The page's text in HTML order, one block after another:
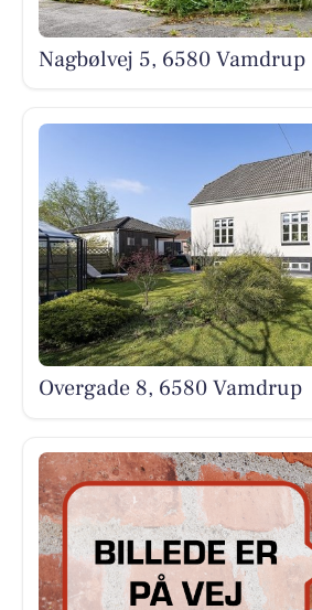
Nagbølvej 5, 6580 Vamdrup
Overgade 8, 6580 Vamdrup